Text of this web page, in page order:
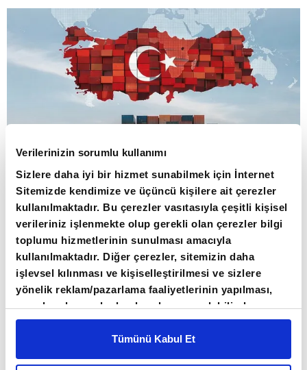
Verilerinizin sorumlu kullanımı
Sizlere daha iyi bir hizmet sunabilmek için İnternet
Sitemizde kendimize ve üçüncü kişilere ait çerezler
kullanılmaktadır. Bu çerezler vasıtasıyla çeşitli kişisel
verileriniz işlenmekte olup gerekli olan çerezler bilgi
toplumu hizmetlerinin sunulması amacıyla
kullanılmaktadır. Diğer çerezler, sitemizin daha
işlevsel kılınması ve kişiselleştirilmesi ve sizlere
yönelik reklam/pazarlama faaliyetlerinin yapılması,
amaçlarıyla sınırlı olarak açık rızanız dahilinde
kullanılacaktır. Çerezlere ilişkin tercihlerinizi çerez
paneli vasıtasıyla belirleyebilirsiniz. Çerezlere ilişkin
detaylı bilgi için Ayarlar butonuna tıklayabilir,
Tümünü Kabul Et
80 ÜLKEDE 107 SEKTÖREL RAPOR
HAZIRLANDI
Ticaret Bakanlığının açıklamasına göre,
ihracatın geliştirilmesi, çeşitlendirilmesi ve
sürdürülebilirliğinin sağlanması Ticaret
Müşavirleri ve Ataşelerinin öncelikli görevleri
arasında bulunuyor. Müşavirlikler ve ataşelikler,